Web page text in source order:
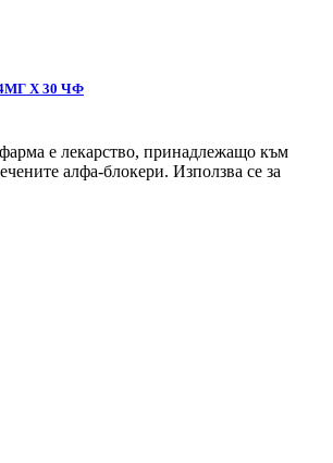
Х 30 ЧФ
е лекарство, принадлежащо към
алфа-блокери. Използва се за